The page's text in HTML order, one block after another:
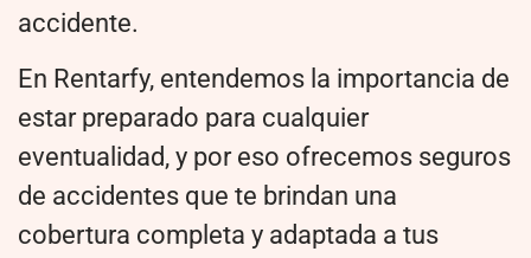
accidente.
En Rentarfy, entendemos la importancia de
estar preparado para cualquier
eventualidad, y por eso ofrecemos seguros
de accidentes que te brindan una
cobertura completa y adaptada a tus